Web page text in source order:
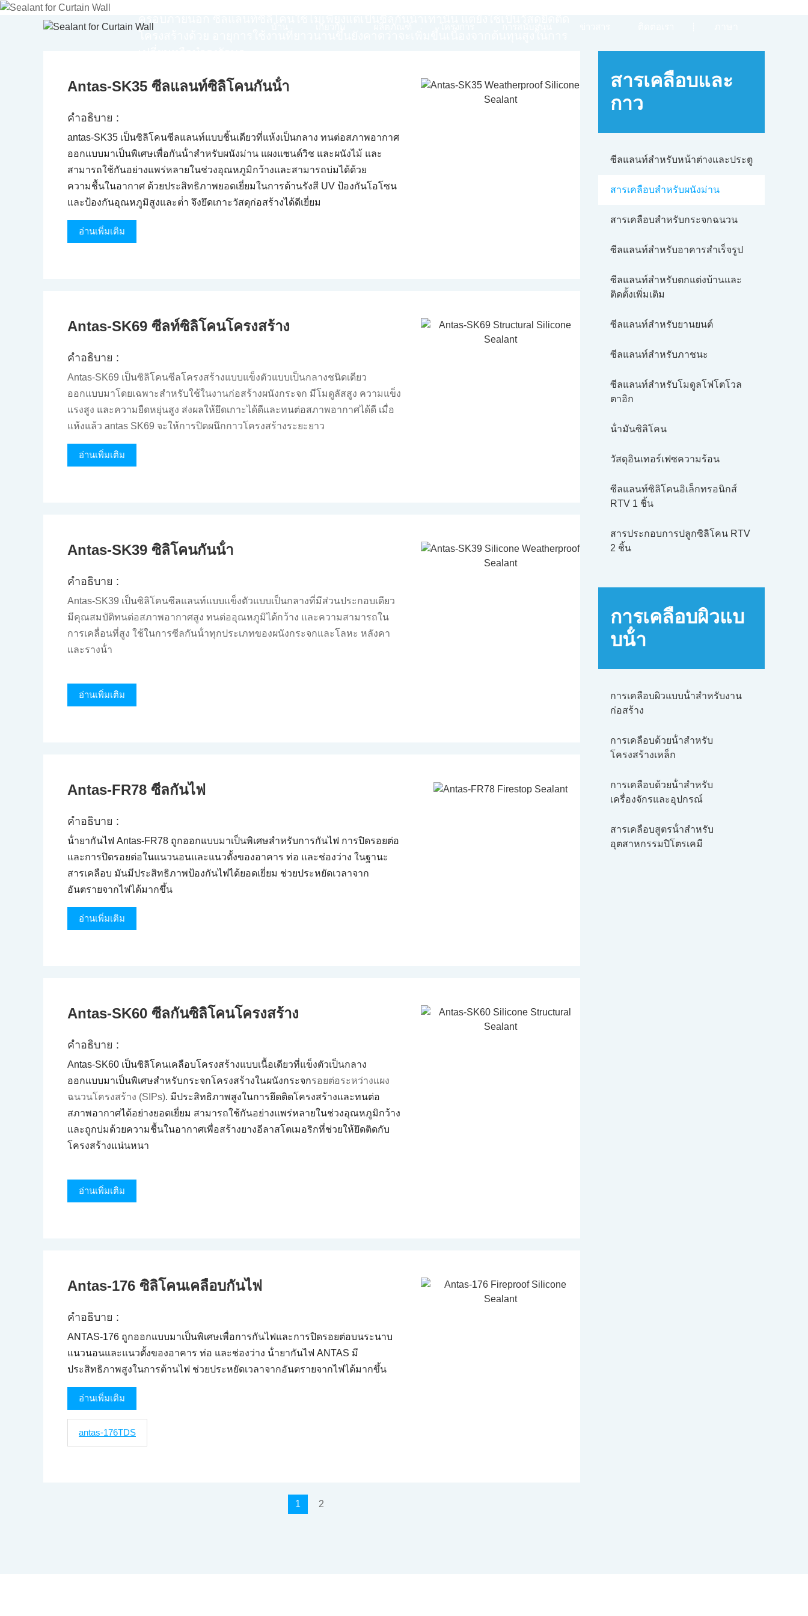
Antas-SK35 ซีลแลนท์ซิลิโคนกันน้ํา
คําอธิบาย :
antas-SK35 เป็นซิลิโคนซีลแลนท์แบบชิ้นเดียวที่แห้งเป็นกลาง ทนต่อสภาพอากาศ
ออกแบบมาเป็นพิเศษเพื่อกันน้ําสําหรับผนังม่าน แผงแซนด์วิช และผนังไม้ และ
สามารถใช้กันอย่างแพร่หลายในช่วงอุณหภูมิกว้างและสามารถบ่มได้ด้วย
ความชื้นในอากาศ ด้วยประสิทธิภาพยอดเยี่ยมในการต้านรังสี UV ป้องกันโอโซน
และป้องกันอุณหภูมิสูงและต่ํา จึงยึดเกาะวัสดุก่อสร้างได้ดีเยี่ยม
อ่านเพิ่มเติม
Antas-SK69 ซีลท์ซิลิโคนโครงสร้าง
คําอธิบาย :
Antas-SK69 เป็นซิลิโคนซีลโครงสร้างแบบแข็งตัวแบบเป็นกลางชนิดเดียว
ออกแบบมาโดยเฉพาะสําหรับใช้ในงานก่อสร้างผนังกระจก มีโมดูลัสสูง ความแข็ง
แรงสูง และความยืดหยุ่นสูง ส่งผลให้ยึดเกาะได้ดีและทนต่อสภาพอากาศได้ดี เมื่อ
แห้งแล้ว antas SK69 จะให้การปิดผนึกกาวโครงสร้างระยะยาว
อ่านเพิ่มเติม
Antas-SK39 ซิลิโคนกันน้ํา
คําอธิบาย :
Antas-SK39 เป็นซิลิโคนซีลแลนท์แบบแข็งตัวแบบเป็นกลางที่มีส่วนประกอบเดียว
มีคุณสมบัติทนต่อสภาพอากาศสูง ทนต่ออุณหภูมิได้กว้าง และความสามารถใน
การเคลื่อนที่สูง ใช้ในการซีลกันน้ําทุกประเภทของผนังกระจกและโลหะ หลังคา
และรางน้ํา
อ่านเพิ่มเติม
Antas-FR78 ซีลกันไฟ
คําอธิบาย :
น้ํายากันไฟ Antas-FR78 ถูกออกแบบมาเป็นพิเศษสําหรับการกันไฟ การปิดรอยต่อ
และการปิดรอยต่อในแนวนอนและแนวตั้งของอาคาร ท่อ และช่องว่าง ในฐานะ
สารเคลือบ มันมีประสิทธิภาพป้องกันไฟได้ยอดเยี่ยม ช่วยประหยัดเวลาจาก
อันตรายจากไฟได้มากขึ้น
อ่านเพิ่มเติม
Antas-SK60 ซีลกันซิลิโคนโครงสร้าง
คําอธิบาย :
Antas-SK60 เป็นซิลิโคนเคลือบโครงสร้างแบบเนื้อเดียวที่แข็งตัวเป็นกลาง
ออกแบบมาเป็นพิเศษสําหรับกระจกโครงสร้างในผนังกระจกรอยต่อระหว่างแผง
ฉนวนโครงสร้าง (SIPs). มีประสิทธิภาพสูงในการยึดติดโครงสร้างและทนต่อ
สภาพอากาศได้อย่างยอดเยี่ยม สามารถใช้กันอย่างแพร่หลายในช่วงอุณหภูมิกว้าง
และถูกบ่มด้วยความชื้นในอากาศเพื่อสร้างยางอีลาสโตเมอริกที่ช่วยให้ยึดติดกับ
โครงสร้างแน่นหนา
อ่านเพิ่มเติม
Antas-176 ซิลิโคนเคลือบกันไฟ
คําอธิบาย :
ANTAS-176 ถูกออกแบบมาเป็นพิเศษเพื่อการกันไฟและการปิดรอยต่อบนระนาบ
แนวนอนและแนวตั้งของอาคาร ท่อ และช่องว่าง น้ํายากันไฟ ANTAS มี
ประสิทธิภาพสูงในการต้านไฟ ช่วยประหยัดเวลาจากอันตรายจากไฟได้มากขึ้น
อ่านเพิ่มเติม
antas-176TDS
1 2
สารเคลือบและ
กาว
ซีลแลนท์สําหรับหน้าต่างและประตู
สารเคลือบสําหรับผนังม่าน
สารเคลือบสําหรับกระจกฉนวน
ซีลแลนท์สําหรับอาคารสําเร็จรูป
ซีลแลนท์สําหรับตกแต่งบ้านและ
ติดตั้งเพิ่มเติม
ซีลแลนท์สําหรับยานยนต์
ซีลแลนท์สําหรับภาชนะ
ซีลแลนท์สําหรับโมดูลโฟโตโวล
ตาอิก
น้ํามันซิลิโคน
วัสดุอินเทอร์เฟซความร้อน
ซีลแลนท์ซิลิโคนอิเล็กทรอนิกส์
RTV 1 ชิ้น
สารประกอบการปลูกซิลิโคน RTV
2 ชิ้น
การเคลือบผิวแบ
บน้ํา
การเคลือบผิวแบบน้ําสําหรับงาน
ก่อสร้าง
การเคลือบด้วยน้ําสําหรับ
โครงสร้างเหล็ก
การเคลือบด้วยน้ําสําหรับ
เครื่องจักรและอุปกรณ์
สารเคลือบสูตรน้ําสําหรับ
อุตสาหกรรมปิโตรเคมี